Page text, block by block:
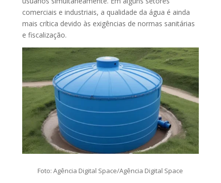
comerciais e industriais, a qualidade da água é ainda
mais crítica devido às exigências de normas sanitárias
e fiscalização.
Foto: Agência Digital Space/Agência Digital Space